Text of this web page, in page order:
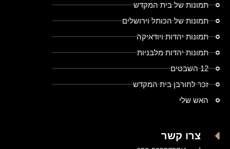
תמונות של בית המקדש
תמונות של הכותל וירושלים
תמונות יהדות ויודאיקה
תמונות יהדות מלבניות
12 השבטים
זכר לחורבן בית המקדש
האש שלי
צרו קשר